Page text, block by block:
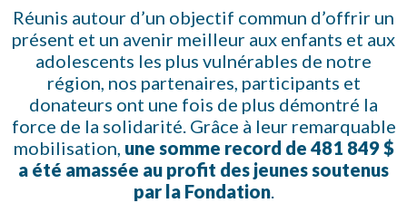
Réunis autour d’un objectif commun d’offrir un
présent et un avenir meilleur aux enfants et aux
adolescents les plus vulnérables de notre
région, nos partenaires, participants et
donateurs ont une fois de plus démontré la
force de la solidarité. Grâce à leur remarquable
mobilisation, une somme record de 481 849 $
a été amassée au profit des jeunes soutenus
par la Fondation.